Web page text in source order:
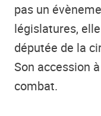
pas un
législatures,
députée de la
Son accession
combat.